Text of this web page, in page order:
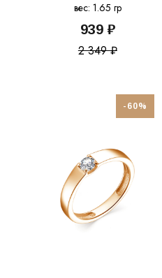
вес: 1.65 гр
939 ₽
2 349 ₽
-60%